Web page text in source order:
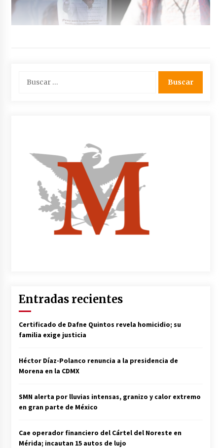
Entradas recientes
Certificado de Dafne Quintos revela homicidio; su
familia exige justicia
Héctor Díaz-Polanco renuncia a la presidencia de
Morena en la CDMX
SMN alerta por lluvias intensas, granizo y calor extremo
en gran parte de México
Cae operador financiero del Cártel del Noreste en
Mérida; incautan 15 autos de lujo